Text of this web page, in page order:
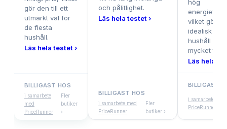
gör den till ett
utmärkt val för
de flesta
hushåll.
Läs hela testet ›
BILLIGAST HOS
i samarbete
med
PriceRunner
Fler
butiker
›
och pålitlighet.
Läs hela testet ›
BILLIGAST HOS
i samarbete med
PriceRunner
Fler
butiker ›
hög
vilket gör
idealisk för
hushåll med
mycket
Läs hela
BILLIGAST
i samarbete med
PriceRunner